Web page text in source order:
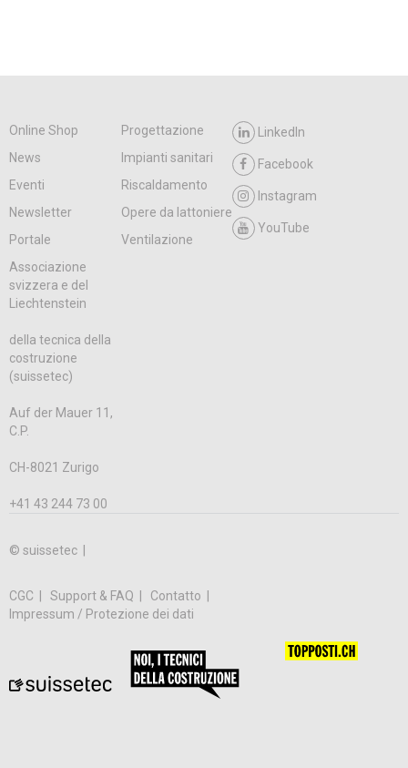
Online Shop
Progettazione
News
Impianti sanitari
Eventi
Riscaldamento
Newsletter
Opere da lattoniere
Portale
Ventilazione
LinkedIn
Facebook
Instagram
YouTube
Associazione
svizzera e del
Liechtenstein
della tecnica della
costruzione
(suissetec)
Auf der Mauer 11,
C.P.
CH-8021 Zurigo
+41 43 244 73 00
© suissetec |
CGC Support & FAQ
Contatto
Impressum / Protezione dei dati